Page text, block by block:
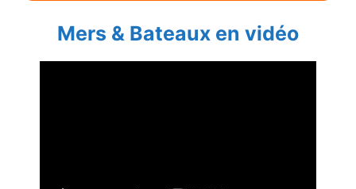
Mers & Bateaux en vidéo